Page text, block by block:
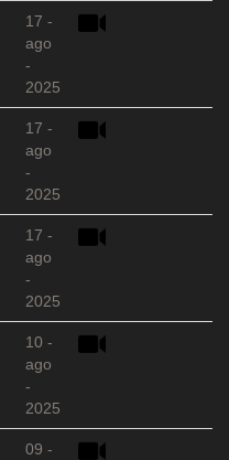
17 -
ago
-
2025
17 -
ago
-
2025
17 -
ago
-
2025
10 -
ago
-
2025
09 -